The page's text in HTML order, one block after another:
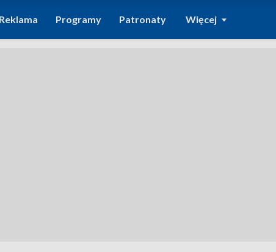
Reklama Programy Patronaty Więcej